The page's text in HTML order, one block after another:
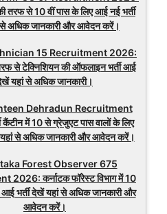
तरफ से 10 वीं पास के लिए आई नई भर्ती
अधिक जानकारी और आवेदन करें।
15 Recruitment 2026:
से टेक्निशियन की ऑफलाइन भर्ती आई
यहां से अधिक जानकारी।
Dehradun Recruitment
में 10 से ग्रेजुएट पास वालों के लिए
से अधिक जानकारी और आवेदन करें।
Forest Observer 675
2026: कर्नाटक फॉरेस्ट विभाग में 10
आई भर्ती देखें यहां से अधिक जानकारी और
आवेदन करें।